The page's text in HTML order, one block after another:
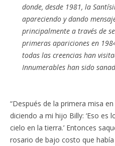
donde, desde 1981, la
apareciendo y dando
principalmente a través de
primeras apariciones en
todas las creencias han
Innumerables han sido
“Después de la primera misa
diciendo a mi hijo Billy: ‘Eso es
cielo en la tierra.’ Entonces
rosario de bajo costo que